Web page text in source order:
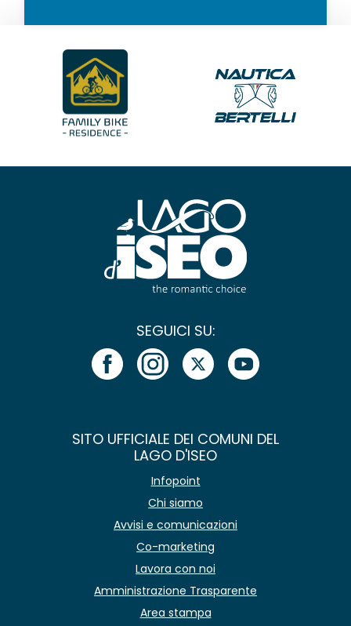
SEGUICI SU:
SITO UFFICIALE DEI COMUNI DEL
LAGO D'ISEO
Infopoint
Chi siamo
Avvisi e comunicazioni
Co-marketing
Lavora con noi
Amministrazione Trasparente
Area stampa